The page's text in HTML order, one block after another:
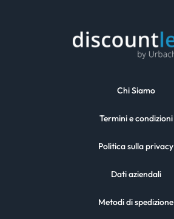
Chi Siamo
Termini e condizioni
Politica sulla privacy
Dati aziendali
Metodi di spedizione